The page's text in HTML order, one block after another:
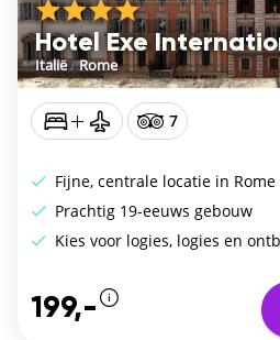
Hotel Exe
Italië/Rome
7
Fijne, centrale locatie in Rome
Prachtig 19-eeuws gebouw
Kies voor logies, logies en
199,-